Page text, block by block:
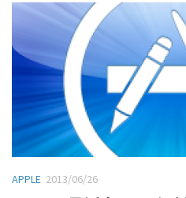
APPLE 2013/06/26